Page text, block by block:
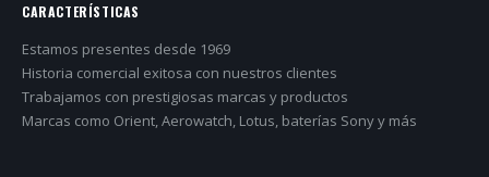
CARACTERÍSTICAS
Estamos presentes desde 1969
Historia comercial exitosa con nuestros clientes
Trabajamos con prestigiosas marcas y productos
Marcas como Orient, Aerowatch, Lotus, baterías Sony y más